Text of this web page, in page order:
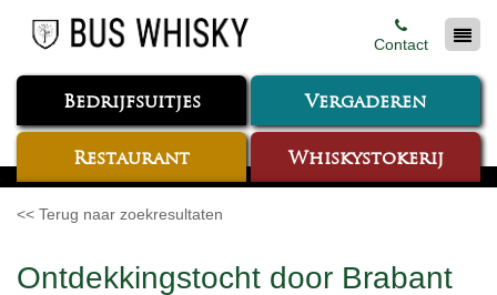
Contact
Bedrijfsuitjes Vergaderen
Restaurant Whiskystokerij
<< Terug naar zoekresultaten
Ontdekkingstocht door Brabant